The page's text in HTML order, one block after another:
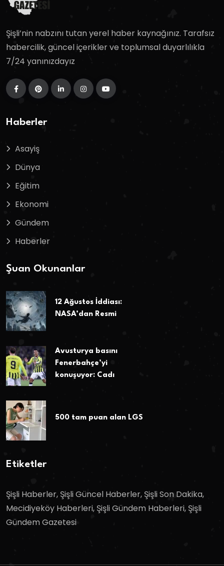
Şişli’nin nabzını tutan yerel haber kaynağınız. Tarafsız
habercilik, güncel içerikler ve toplumsal duyarlılıkla
7/24 yanınızdayız
Haberler
Asayiş
Dünya
Eğitim
Ekonomi
Gündem
Haberler
Şuan Okunanlar
12 Ağustos İddiası:
NASA’dan Resmi
Avusturya basını
Fenerbahçe’yi
konuşuyor: Cadı
500 tam puan alan LGS
Etiketler
Şişli Haberler, Şişli Güncel Haberler, Şişli Son Dakika,
Mecidiyeköy Haberleri, Şişli Gündem Haberleri, Şişli
Gündem Gazetesi